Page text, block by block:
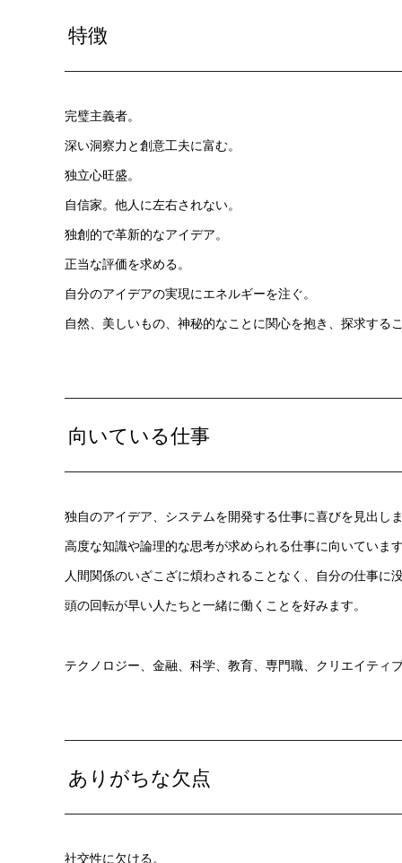
特徴
完璧主義者。
深い洞察力と創意工夫に富む。
独立心旺盛。
自信家。他人に左右されない。
独創的で革新的なアイデア。
正当な評価を求める。
自分のアイデアの実現にエネルギーを注ぐ。
自然、美しいもの、神秘的なことに関心を抱き、探求するこ
向いている仕事
独自のアイデア、システムを開発する仕事に喜びを見出しま
高度な知識や論理的な思考が求められる仕事に向いています
人間関係のいざこざに煩わされることなく、自分の仕事に
頭の回転が早い人たちと一緒に働くことを好みます。
テクノロジー、金融、科学、教育、専門職、クリエイティ
ありがちな欠点
社交性に欠ける。